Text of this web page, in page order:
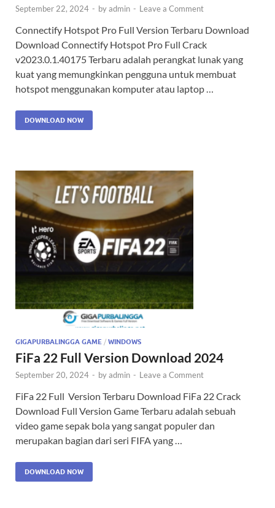
September 22, 2024 - byadmin - Leave a Comment
Connectify Hotspot Pro Full Version Terbaru Download
Download Connectify Hotspot Pro Full Crack
v2023.0.1.40175 Terbaru adalah perangkat lunak yang
kuat yang memungkinkan pengguna untuk membuat
hotspot menggunakan komputer atau laptop …
DOWNLOAD NOW
GIGAPURBALINGGA GAME / WINDOWS
FiFa 22 Full Version Download 2024
September 20, 2024 - byadmin - Leave a Comment
FiFa 22 Full Version Terbaru Download FiFa 22 Crack
Download Full Version Game Terbaru adalah sebuah
video game sepak bola yang sangat populer dan
merupakan bagian dari seri FIFA yang …
DOWNLOAD NOW